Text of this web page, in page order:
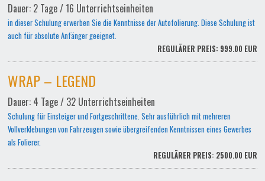
Dauer: 2 Tage / 16 Unterrichtseinheiten
in dieser Schulung erwerben Sie die Kenntnisse der Autofolierung. Diese Schulung ist
auch für absolute Anfänger geeignet.
REGULÄRER PREIS: 999.00 EUR
WRAP – LEGEND
Dauer: 4 Tage / 32 Unterrichtseinheiten
Schulung für Einsteiger und Fortgeschrittene. Sehr ausführlich mit mehreren
Vollverklebungen von Fahrzeugen sowie übergreifenden Kenntnissen eines Gewerbes
als Folierer.
REGULÄRER PREIS: 2500.00 EUR